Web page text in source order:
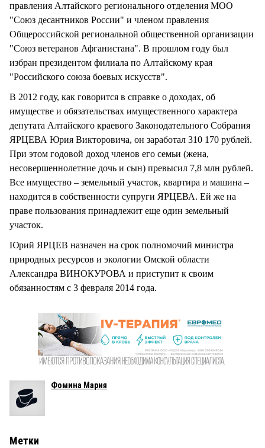
правления Алтайского регионального отделения МОО
"Союз десантников России" и членом правления
Общероссийской региональной общественной организации
"Союз ветеранов Афганистана". В прошлом году был
избран президентом филиала по Алтайскому края
"Российского союза боевых искусств".
В 2012 году, как говорится в справке о доходах, об
имуществе и обязательствах имущественного характера
депутата Алтайского краевого Законодательного Собрания
ЯРЦЕВА Юрия Викторовича, он заработал 310 170 рублей.
При этом годовой доход членов его семьи (жена,
несовершеннолетние дочь и сын) превысил 7,8 млн рублей.
Все имущество – земельный участок, квартира и машина –
находится в собственности супруги ЯРЦЕВА. Ей же на
праве пользования принадлежит еще один земельный
участок.
Юрий ЯРЦЕВ назначен на срок полномочий министра
природных ресурсов и экологии Омской области
Александра ВИНОКУРОВА и приступит к своим
обязанностям с 3 февраля 2014 года.
Фомина Мария
Метки